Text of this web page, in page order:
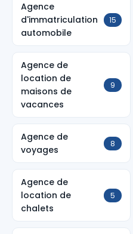
Agence
d'immatriculation
automobile
15
Agence de
location de
maisons de
vacances
9
Agence de
voyages
8
Agence de
location de
chalets
5